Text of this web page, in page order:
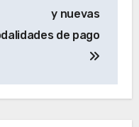
y nuevas
de pago